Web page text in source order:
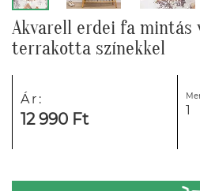
Akvarell erdei fa
terrakotta színekkel
Ár:
12 990 Ft